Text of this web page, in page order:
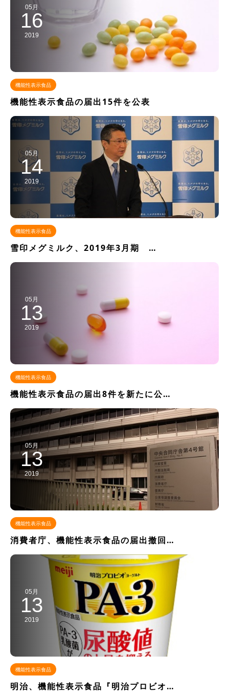
05月
16
2019
機能性表示食品
機能性表示食品の届出15件を公表
05月
14
2019
機能性表示食品
雪印メグミルク、2019年3月期 …
05月
13
2019
機能性表示食品
機能性表示食品の届出8件を新たに公…
05月
13
2019
機能性表示食品
消費者庁、機能性表示食品の届出撤回…
05月
13
2019
機能性表示食品
明治、機能性表示食品『明治プロビオ…